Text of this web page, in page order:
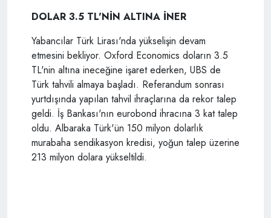
DOLAR 3.5 TL'NİN ALTINA İNER
Yabancılar Türk Lirası'nda yükselişin devam
etmesini bekliyor. Oxford Economics doların 3.5
TL'nin altına ineceğine işaret ederken, UBS de
Türk tahvili almaya başladı. Referandum sonrası
yurtdışında yapılan tahvil ihraçlarına da rekor talep
geldi. İş Bankası'nın eurobond ihracına 3 kat talep
oldu. Albaraka Türk'ün 150 milyon dolarlık
murabaha sendikasyon kredisi, yoğun talep üzerine
213 milyon dolara yükseltildi.